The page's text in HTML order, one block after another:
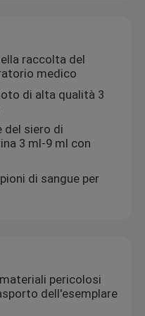
raccolta del
medico
di alta qualità 3
del siero di
3 ml-9 ml con
di sangue per
pericolosi
dell'esemplare